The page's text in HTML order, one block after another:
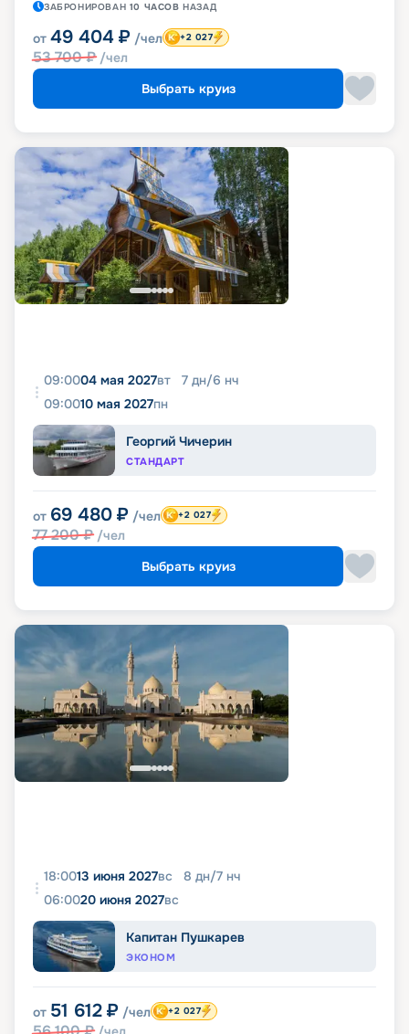
ЗАБРОНИРОВАН 10 ЧАСОВ НАЗАД
от 49 404 ₽ /чел
53 700₽ /чел
+2 027
Выбрать круиз
09:0004 мая 2027вт 7 дн/6 нч
09:0010 мая 2027пн
Георгий Чичерин
СТАНДАРТ
от 69 480 ₽ /чел
77 200₽ /чел
+2 027
Выбрать круиз
18:0013 июня 2027вс 8 дн/7 нч
06:0020 июня 2027вс
Капитан Пушкарев
ЭКОНОМ
от 51 612 ₽ /чел +2 027